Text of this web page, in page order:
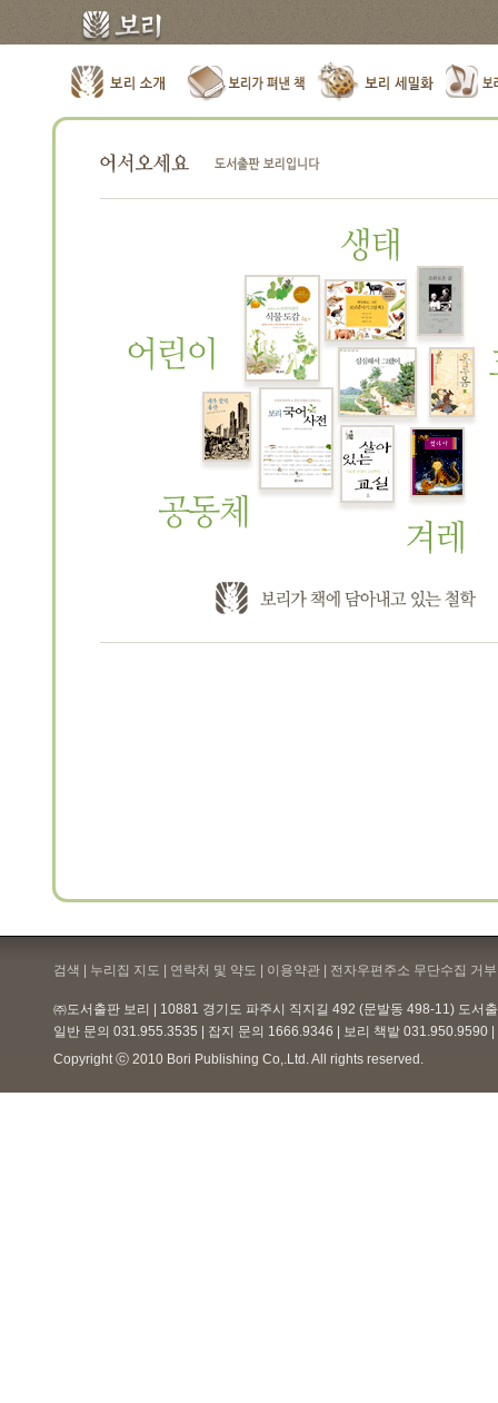
검색 | 누리집 지도 | 연락처 및 약도 | 이용약관 | 전자우편주소 무단수집 거
㈜도서출판 보리 | 10881 경기도 파주시 직지길 492 (문발동 498-11) 도서
일반 문의 031.955.3535 | 잡지 문의 1666.9346 | 보리 책밭 031.950.9590
Copyright ⓒ 2010 Bori Publishing Co,.Ltd. All rights reserved.